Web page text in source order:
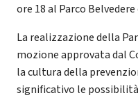
ore 18 al Parco
La realizzazione della
mozione approvata dal
la cultura della
significativo le